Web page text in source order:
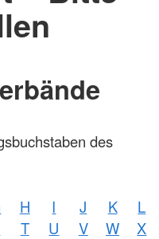
des
H I J K
L
T U V W X